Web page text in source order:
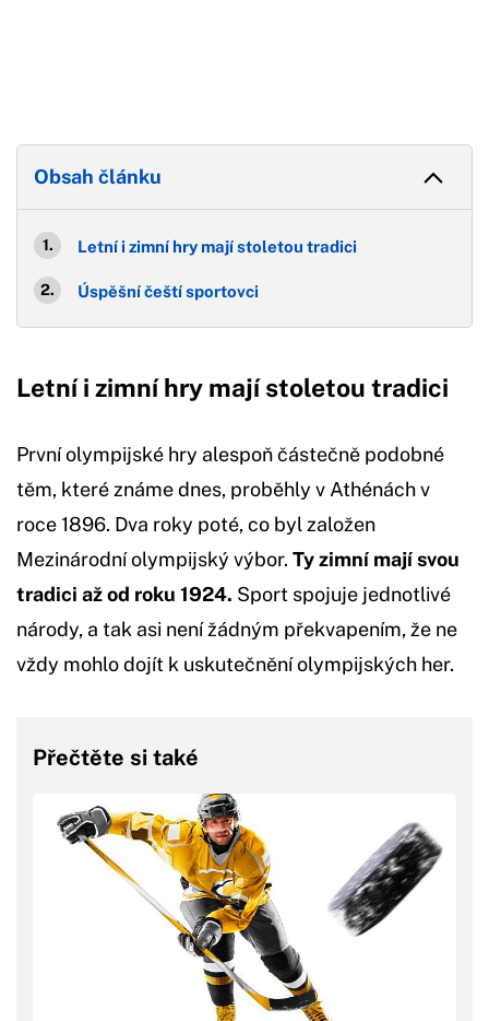
Obsah článku
Letní i zimní hry mají stoletou tradici
Úspěšní čeští sportovci
Letní i zimní hry mají stoletou tradici
První olympijské hry alespoň částečně podobné
těm, které známe dnes, proběhly v Athénách v
roce 1896. Dva roky poté, co byl založen
Mezinárodní olympijský výbor. Ty zimní mají svou
tradici až od roku 1924. Sport spojuje jednotlivé
národy, a tak asi není žádným překvapením, že ne
vždy mohlo dojít k uskutečnění olympijských her.
Přečtěte si také